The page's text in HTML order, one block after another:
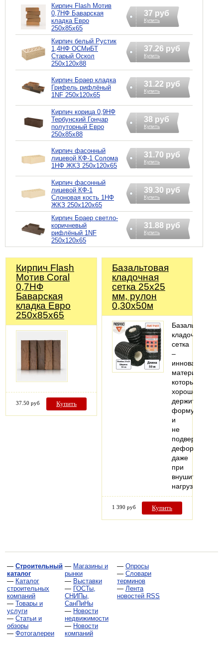
Кирпич Flash Мотив
0,7НФ Баварская
кладка Евро
250х85х65
37 руб
Купить
Кирпич белый Рустик
1,4НФ ОСМиБТ
Старый Оскол
250х120х88
37.26 руб
Купить
Кирпич Браер кладка
Грифель рифлёный
1NF 250х120х65
31.22 руб
Купить
Кирпич корица 0,9НФ
Тербунский Гончар
полуторный Евро
250х85х88
38 руб
Купить
Кирпич фасонный
лицевой КФ-1 Солома
1НФ ЖКЗ 250х120х65
31.70 руб
Купить
Кирпич фасонный
лицевой КФ-1
Слоновая кость 1НФ
ЖКЗ 250х120х65
39.30 руб
Купить
Кирпич Браер светло-
коричневый
рифлёный 1NF
250х120х65
31.88 руб
Купить
Кирпич Flash
Мотив Coral
0,7НФ
Баварская
кладка Евро
250х85х65
37.50 руб Купить
Базальтовая
кладочная
сетка 25х25
мм, рулон
0,30х50м
Базальтовая
кладочная
сетка
–
материал,
который
хорошо
держит
форму
и
не
подвержен
деформации
даже
при
внушительных
нагрузках.
1 390 руб Купить
— Строительный
каталог
— Каталог
строительных
компаний
— Товары и
услуги
— Статьи и
обзоры
— Фотогалереи
— Магазины и
рынки
— Выставки
— ГОСТы,
СНИПы,
СанПиНы
— Новости
недвижимости
— Новости
компаний
— Опросы
— Словари
терминов
— Лента
новостей RSS